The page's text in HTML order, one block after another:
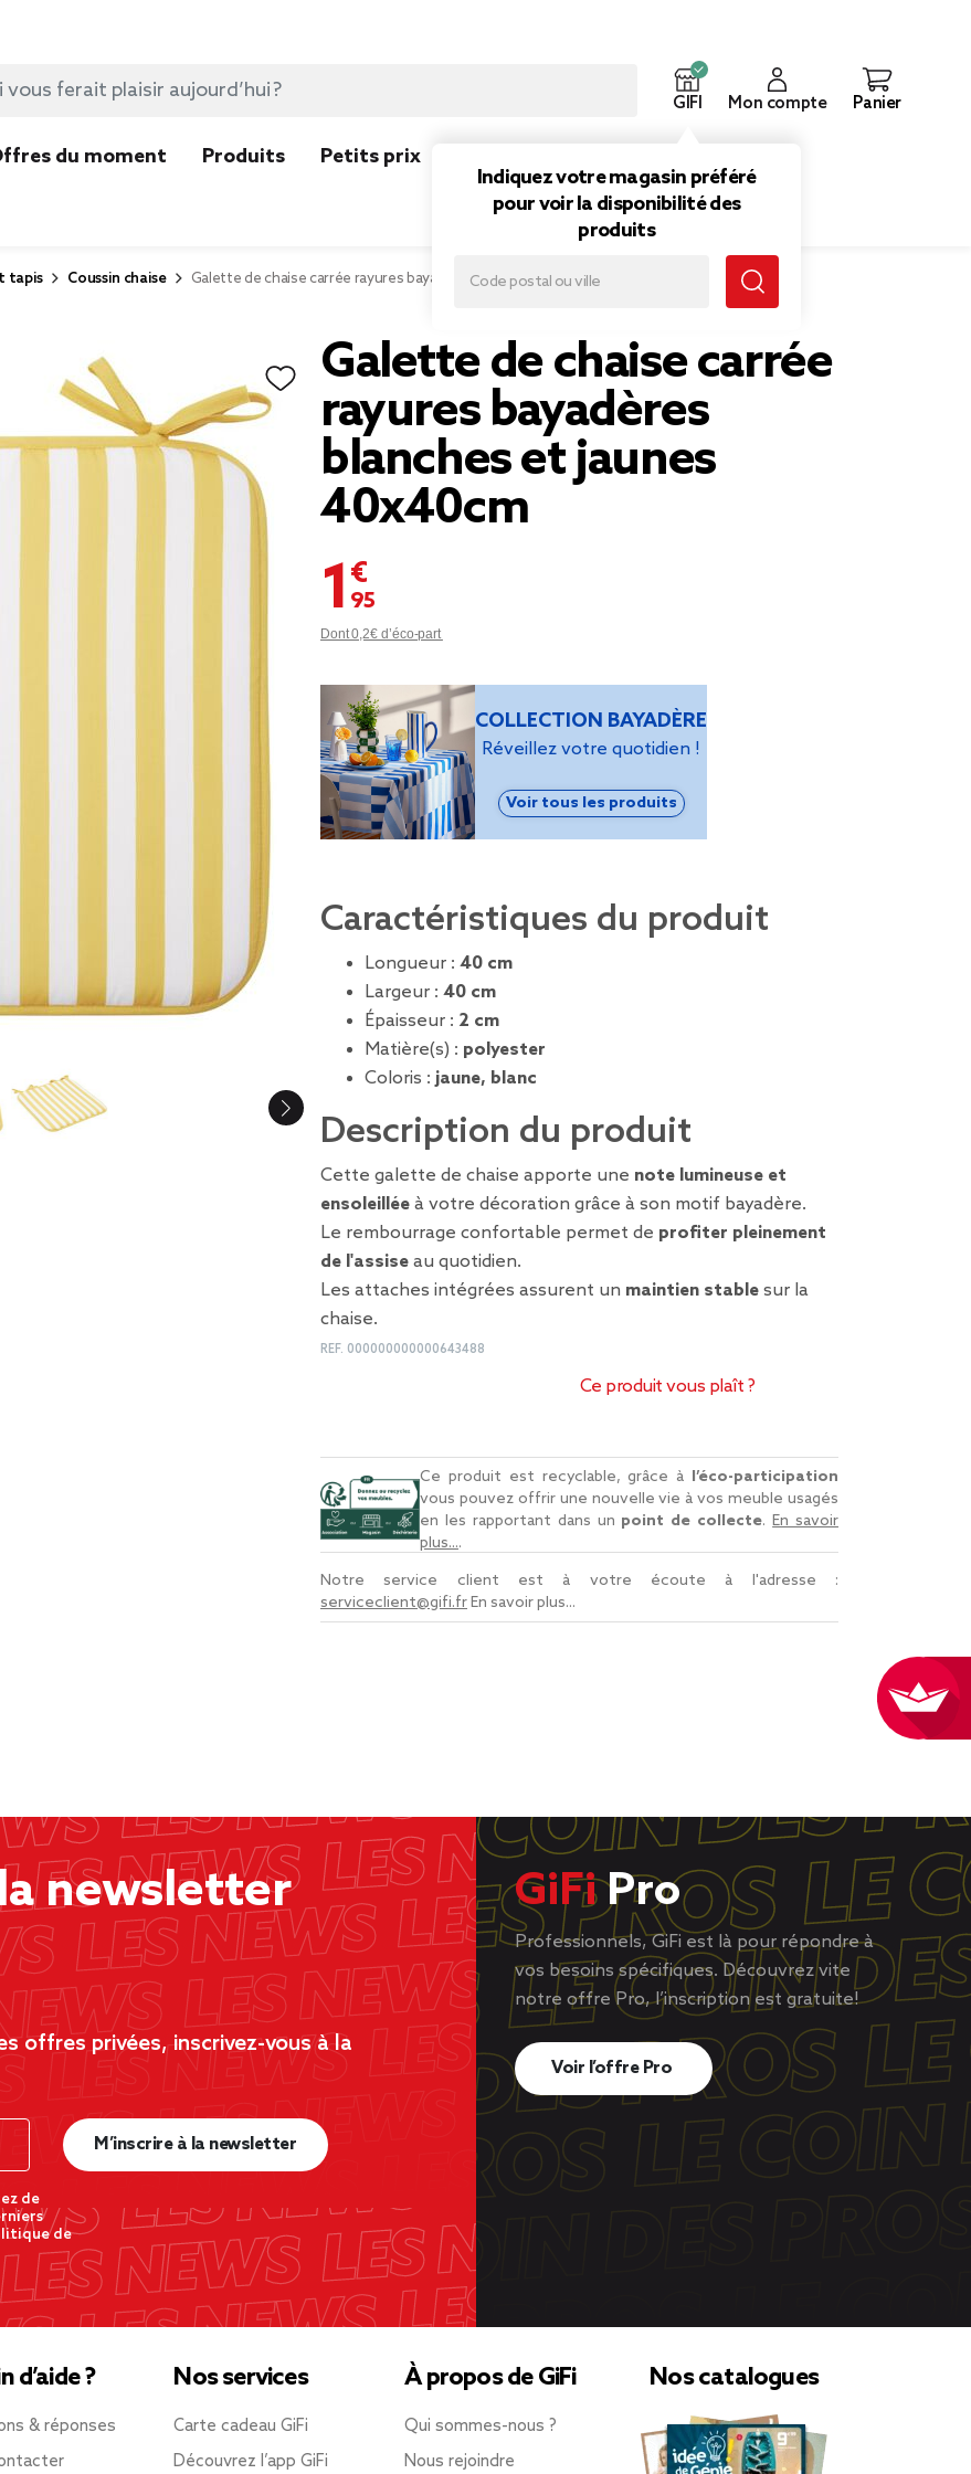
GIFI
Indiquez votre magasin préféré
pour voir la disponibilité des
produits
Mon compte Panier
du moment Produits Petits prix
tapis Coussin chaise Galette de chaise carrée rayures bayadères blanches et jaunes 40x40cm
Galette de chaise carrée
rayures bayadères
blanches et jaunes
40x40cm
1,95 €
Dont 0,2€ d’éco-part
COLLECTION BAYADÈRE
Réveillez votre quotidien !
Voir tous les produits
Caractéristiques du produit
Longueur : 40 cm
Largeur : 40 cm
Épaisseur : 2 cm
Matière(s) : polyester
Coloris : jaune, blanc
Description du produit
Cette galette de chaise apporte une note lumineuse et
ensoleillée à votre décoration grâce à son motif bayadère.
Le rembourrage confortable permet de profiter pleinement
de l'assise au quotidien.
Les attaches intégrées assurent un maintien stable sur la
chaise.
REF. 000000000000643488
Ce produit vous plaît ?
Ce produit est recyclable, grâce à l’éco-participation
vous pouvez offrir une nouvelle vie à vos meuble usagés
en les rapportant dans un point de collecte.En savoir
plus....
Notre service client est à votre écoute à l'adresse :
serviceclient@gifi.frEn savoir plus...
newsletter
offres privées, inscrivez-vous à la
de
de
M’inscrire à la newsletter
GiFiPro
Professionnels, GiFi est là pour répondre à
vos besoins spécifiques. Découvrez vite
notre offre Pro, l’inscription est gratuite!
Voir l’offre Pro
d’aide ?
& réponses
Nos services
Carte cadeau GiFi
Découvrez l’app GiFi
À propos de GiFi
Qui sommes-nous ?
Nous rejoindre
Nos catalogues